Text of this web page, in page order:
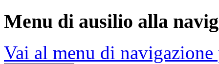
Menu di ausilio alla
Vai al menu di